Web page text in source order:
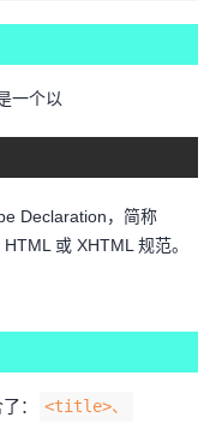
一个以
Declaration，简称
或 XHTML 规范。
：
<title>、